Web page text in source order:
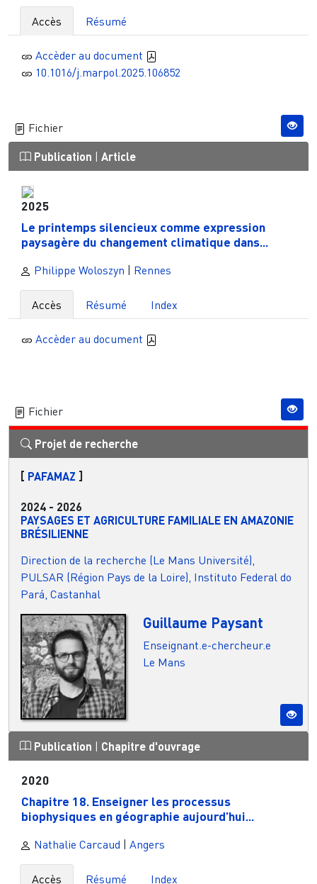
Accès Résumé
Accèder au document
10.1016/j.marpol.2025.106852
Fichier
Publication Article
2025
Le printemps silencieux comme expression
paysagère du changement climatique dans...
Philippe Woloszyn | Rennes
Accès Résumé Index
Accèder au document
Fichier
Projet de recherche
[ PAFAMAZ ]
2024 - 2026
PAYSAGES ET AGRICULTURE FAMILIALE EN AMAZONIE
BRÉSILIENNE
Direction de la recherche (Le Mans Université),
PULSAR (Région Pays de la Loire), Instituto Federal do
Pará, Castanhal
Guillaume Paysant
Enseignant.e-chercheur.e
Le Mans
Publication | Chapitre d'ouvrage
2020
Chapitre 18. Enseigner les processus
biophysiques en géographie aujourd’hui...
Nathalie Carcaud | Angers
Accès Résumé Index